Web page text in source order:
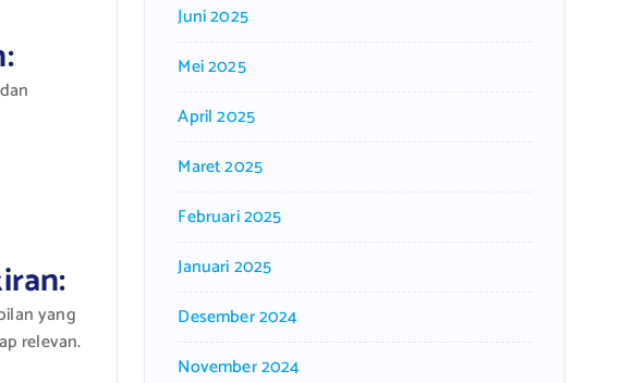
yang
relevan.
Juni 2025
Mei 2025
April 2025
Maret 2025
Februari 2025
Januari 2025
Desember 2024
November 2024